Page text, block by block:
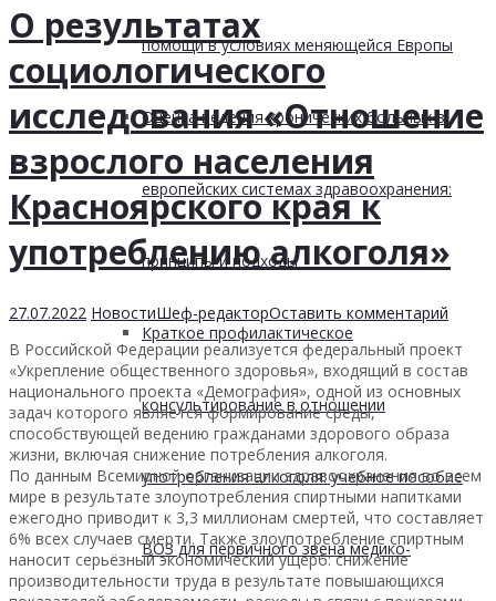
помощи в условиях меняющейся Европы
Оценка ведения хронических больных в
европейских системах здравоохранения:
принципы и подходы
Краткое профилактическое
консультирование в отношении
употребления алкоголя: учебное пособие
ВОЗ для первичного звена медико-
О результатах
социологического
исследования «Отношение
взрослого населения
Красноярского края к
употреблению алкоголя»
27.07.2022 НовостиШеф-редакторОставить комментарий
В Российской Федерации реализуется федеральный проект
«Укрепление общественного здоровья», входящий в состав
национального проекта «Демография», одной из основных
задач которого является формирование среды,
способствующей ведению гражданами здорового образа
жизни, включая снижение потребления алкоголя.
По данным Всемирной организации здравоохранения во всем
мире в результате злоупотребления спиртными напитками
ежегодно приводит к 3,3 миллионам смертей, что составляет
6% всех случаев смерти. Также злоупотребление спиртным
наносит серьёзный экономический ущерб: снижение
производительности труда в результате повышающихся